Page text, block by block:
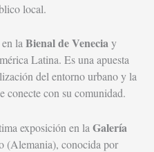
local.
la Bienal de Venecia y
Latina. Es una apuesta
del entorno urbano y la
conecte con su comunidad.
exposición en la Galería
(Alemania), conocida por